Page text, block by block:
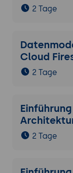
2 Tage
Cloud
2 Tage
2 Tage